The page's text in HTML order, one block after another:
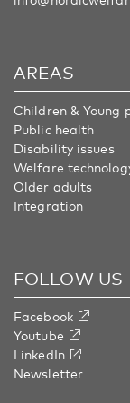
AREAS
Children & Young
Public health
Disability issues
Welfare
Older adults
Integration
FOLLOW US
Facebook
Youtube
LinkedIn
Newsletter